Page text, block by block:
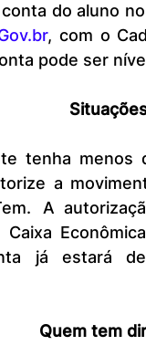
do aluno
, com o
pode ser
a
Tem.  A
Econômica
já estará
Quem tem